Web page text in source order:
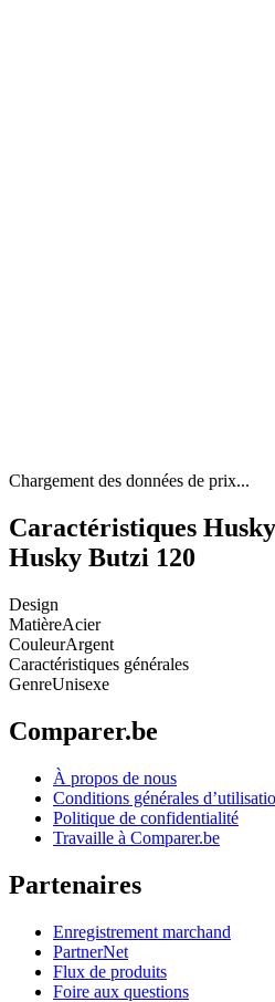
Chargement des données de prix...
Caractéristiques
Husky Butzi 120
Design
MatièreAcier
CouleurArgent
Caractéristiques générales
GenreUnisexe
Comparer.be
À propos de nous
Conditions générales
Politique de confidentialité
Travaille à Comparer.be
Partenaires
Enregistrement marchand
PartnerNet
Flux de produits
Foire aux questions